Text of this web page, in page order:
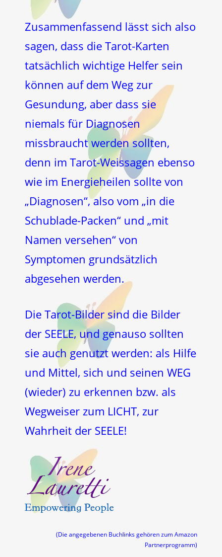
Zusammenfassend lässt sich also
sagen, dass die Tarot-Karten
tatsächlich wichtige Helfer sein
können auf dem Weg zur
Gesundung, aber dass sie
niemals für Diagnosen
missbraucht werden sollten,
denn im Tarot-Weissagen ebenso
wie im Energieheilen sollte von
„Diagnosen“, also vom „in die
Schublade-Packen“ und „mit
Namen versehen“ von
Symptomen grundsätzlich
abgesehen werden.
Die Tarot-Bilder sind die Bilder
der SEELE, und genauso sollten
sie auch genutzt werden: als Hilfe
und Mittel, sich und seinen WEG
(wieder) zu erkennen bzw. als
Wegweiser zum LICHT, zur
Wahrheit der SEELE!
(Die angegebenen Buchlinks gehören zum Amazon
Partnerprogramm)